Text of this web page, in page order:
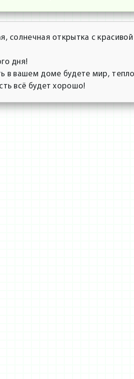
солнечная открытка с
дня!
в вашем доме будете мир,
всё будет хорошо!